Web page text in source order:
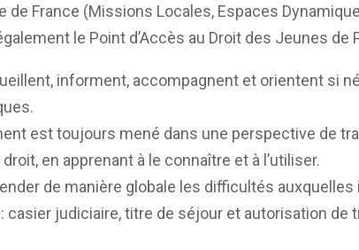
de France (Missions Locales, Espaces
le Point d’Accès au Droit des Jeunes de
informent, accompagnent et orientent si
est toujours mené dans une perspective de
en apprenant à le connaître et à l’utiliser.
de manière globale les difficultés
casier judiciaire, titre de séjour et autorisation